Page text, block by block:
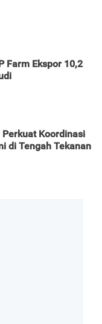
Farm Ekspor 10,2
Koordinasi
di Tengah Tekanan